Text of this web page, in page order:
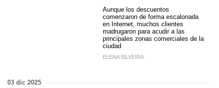
Aunque los descuentos
comenzaron de forma escalonada
en Internet, muchos clientes
madrugaron para acudir a las
principales zonas comerciales de la
ciudad
ELENA SILVEIRA
03 dic 2025